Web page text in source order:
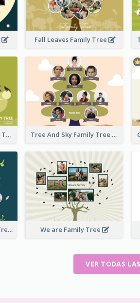
Fall Leaves Family Tree
Tree Illustrations Family Tree Tree And Sky Family Tree
Tree Silhouette Family Tree We are Family Tree
VER TODAS